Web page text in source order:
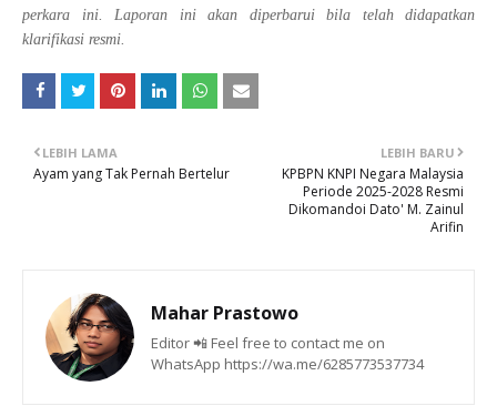
perkara ini. Laporan ini akan diperbarui bila telah didapatkan
klarifikasi resmi.
LEBIH BARU
KPBPN KNPI Negara Malaysia
Periode 2025-2028 Resmi
Dikomandoi Dato' M. Zainul
Arifin
LEBIH LAMA
Ayam yang Tak Pernah Bertelur
Mahar Prastowo
Editor 📲 Feel free to contact me on
WhatsApp https://wa.me/6285773537734